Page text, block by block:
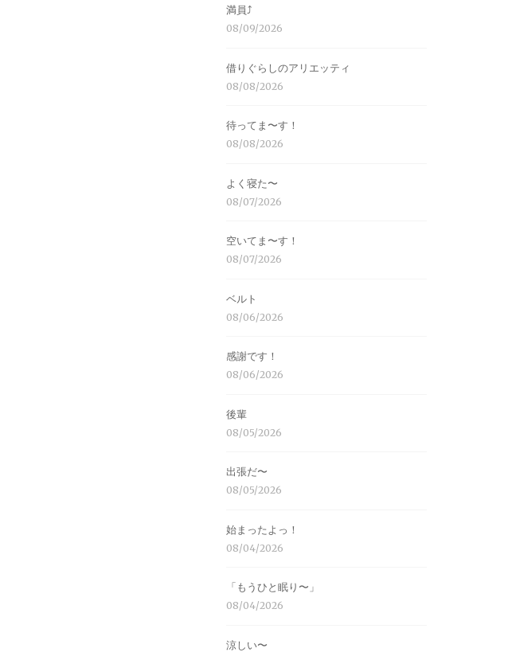
満員⤴︎
08/09/2026
借りぐらしのアリエッティ
08/08/2026
待ってま〜す！
08/08/2026
よく寝た〜
08/07/2026
空いてま〜す！
08/07/2026
ベルト
08/06/2026
感謝です！
08/06/2026
後輩
08/05/2026
出張だ〜
08/05/2026
始まったよっ！
08/04/2026
「もうひと眠り〜」
08/04/2026
涼しい〜